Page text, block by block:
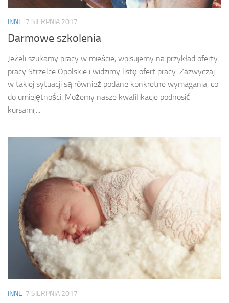
INNE 7 SIERPNIA 2017
Darmowe szkolenia
Jeżeli szukamy pracy w mieście, wpisujemy na przykład oferty
pracy Strzelce Opolskie i widzimy listę ofert pracy. Zazwyczaj
w takiej sytuacji są również podane konkretne wymagania, co
do umiejętności. Możemy nasze kwalifikacje podnosić
kursami,...
INNE 7 SIERPNIA 2017